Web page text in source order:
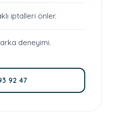
iptalleri önler.
deneyimi.
92 47